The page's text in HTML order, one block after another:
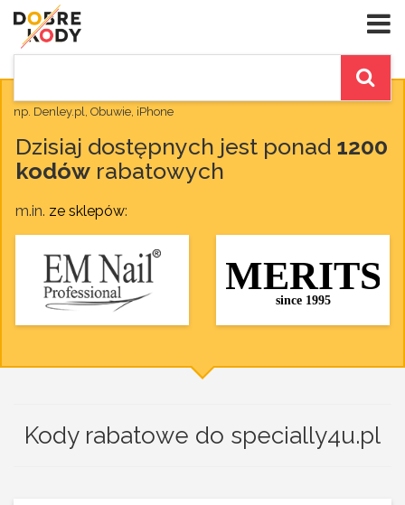
np. Denley.pl, Obuwie, iPhone
Dzisiaj dostępnych jest ponad 1200
kodów rabatowych
m.in. ze sklepów:
Kody rabatowe do specially4u.pl